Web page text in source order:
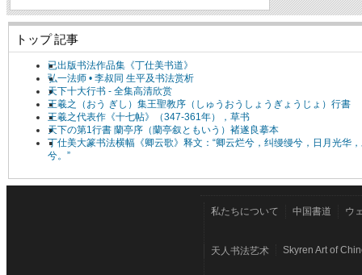
トップ 記事
已出版书法作品集《丁仕美书道》
弘一法师 • 李叔同 生平及书法赏析
天下十大行书 - 全集高清欣赏
王羲之（おう ぎし）集王聖教序（しゅうおうしょうぎょうじょ）行書
王羲之代表作《十七帖》（347-361年），草书
天下の第1行書 蘭亭序（蘭亭叙ともいう）褚遂良摹本
丁仕美大篆书法横幅《卿云歌》释文：“卿云烂兮，纠缦缦兮，日月光华
兮。”
私たちについて 中国書道 ウ
天人书法艺术 Skyren Art of